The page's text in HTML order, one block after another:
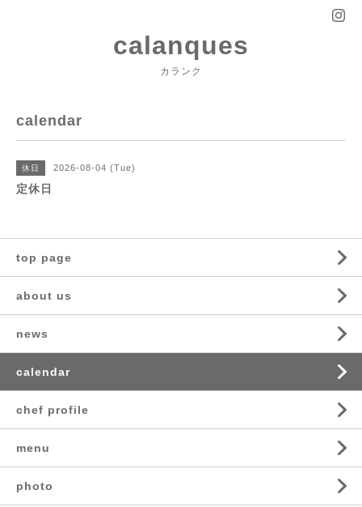
calanques
カランク
calendar
休日 2026-08-04 (Tue)
定休日
top page
about us
news
calendar
chef profile
menu
photo